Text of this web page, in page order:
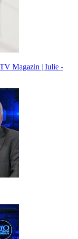
Magazin | Iulie -